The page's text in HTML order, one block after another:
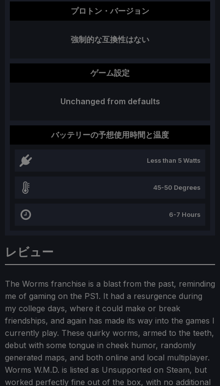
レビュー
The Worms franchise is a blast from the past, reminding
me of gaming on the PS1. It had a resurgence during
my college days, where it could make or break
friendships, and again has made its way into the games I
currently play. These quirky worms, armed to the teeth,
debut with some tongue in cheek humor, randomly
generated maps, and both online and local multiplayer.
Worms W.M.D. is listed as Unsupported on Steam, but
worked perfectly fine out of the box, with no additional
プロトン・バージョン
強制的な互換性はない
ゲーム設定
Unchanged from defaults
バッテリーの予想使用時間と温度
Less than 5 Watts
45-50 Degrees
6-7 Hours